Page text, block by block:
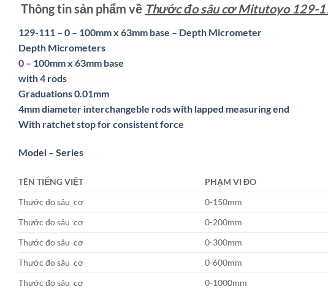
Thông tin sản phẩm về Thước đo sâu cơ Mitutoyo 129-
129-111 – 0 – 100mm x 63mm base – Depth Micrometer
Depth Micrometers
0 – 100mm x 63mm base
with 4 rods
Graduations 0.01mm
4mm diameter interchangeble rods with lapped measuring end
With ratchet stop for consistent force
Model – Series
TÊN TIẾNG VIỆT PHẠM VI ĐO
Thước đo sâu cơ
0-150mm
Thước đo sâu cơ
0-200mm
Thước đo sâu cơ
0-300mm
Thước đo sâu cơ
0-600mm
Thước đo sâu cơ
0-1000mm